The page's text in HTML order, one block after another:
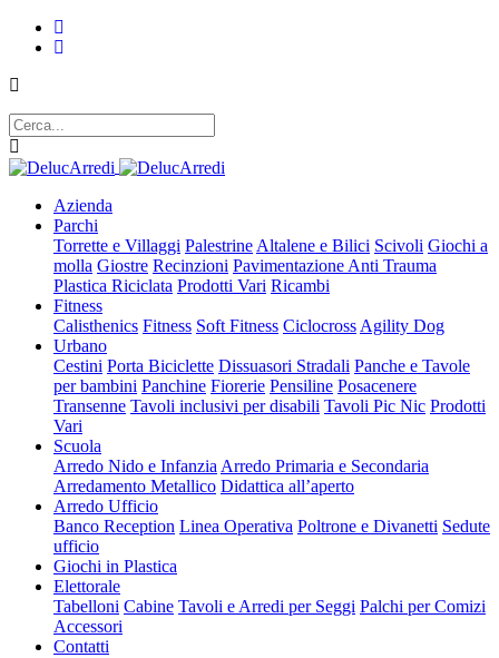
Azienda
Parchi
Torrette e Villaggi Palestrine Altalene e Bilici Scivoli Giochi a
molla Giostre Recinzioni Pavimentazione Anti Trauma
Plastica Riciclata Prodotti Vari Ricambi
Fitness
Calisthenics Fitness Soft Fitness Ciclocross Agility Dog
Urbano
Cestini Porta Biciclette Dissuasori Stradali Panche e Tavole
per bambini Panchine Fiorerie Pensiline Posacenere
Transenne Tavoli inclusivi per disabili Tavoli Pic Nic Prodotti
Vari
Scuola
Arredo Nido e Infanzia Arredo Primaria e Secondaria
Arredamento Metallico Didattica all’aperto
Arredo Ufficio
Banco Reception Linea Operativa Poltrone e Divanetti Sedute
ufficio
Giochi in Plastica
Elettorale
Tabelloni Cabine Tavoli e Arredi per Seggi Palchi per Comizi
Accessori
Contatti